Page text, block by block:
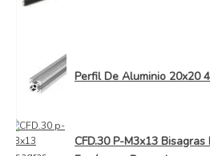
Perfil De Aluminio 20x20
CFD.30 P-M3x13